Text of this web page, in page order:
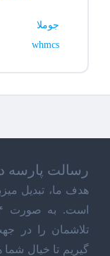
جوملا
whmcs
رسالت پارسه
هدف ما، تبدیل
تلاشمان را در
گیریم تا خیال شما